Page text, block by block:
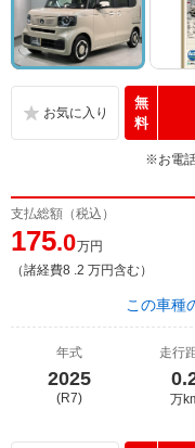
無
料
※お電話
支払総額（税込）
175.0万円
（諸経費8 .2 万円含む）
この車種
年式
2025
(R7)
走行
万